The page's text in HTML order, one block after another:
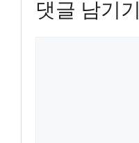
댓글 남기기